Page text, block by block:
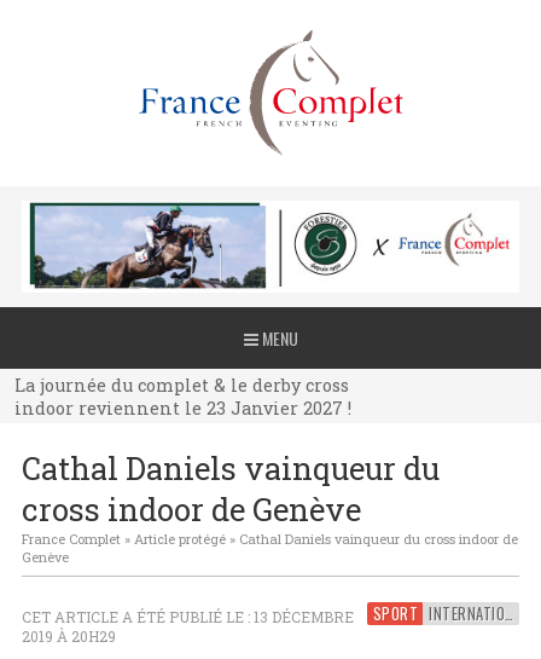
MENU
La journée du complet & le derby cross
indoor reviennent le 23 Janvier 2027 !
La journée du complet & le derby cross
indoor reviennent le 23 Janvier 2027 !
indoor reviennent le 23 Janvier 2027 !
Cathal Daniels vainqueur du
cross indoor de Genève
France Complet» Article protégé» Cathal Daniels vainqueur du cross indoor de
Genève
SPORT INTERNATIONAL
CET ARTICLE A ÉTÉ PUBLIÉ LE : 13 DÉCEMBRE
2019 À 20H29